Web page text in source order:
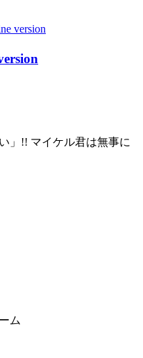
」!! マイケル君は無事に
ム